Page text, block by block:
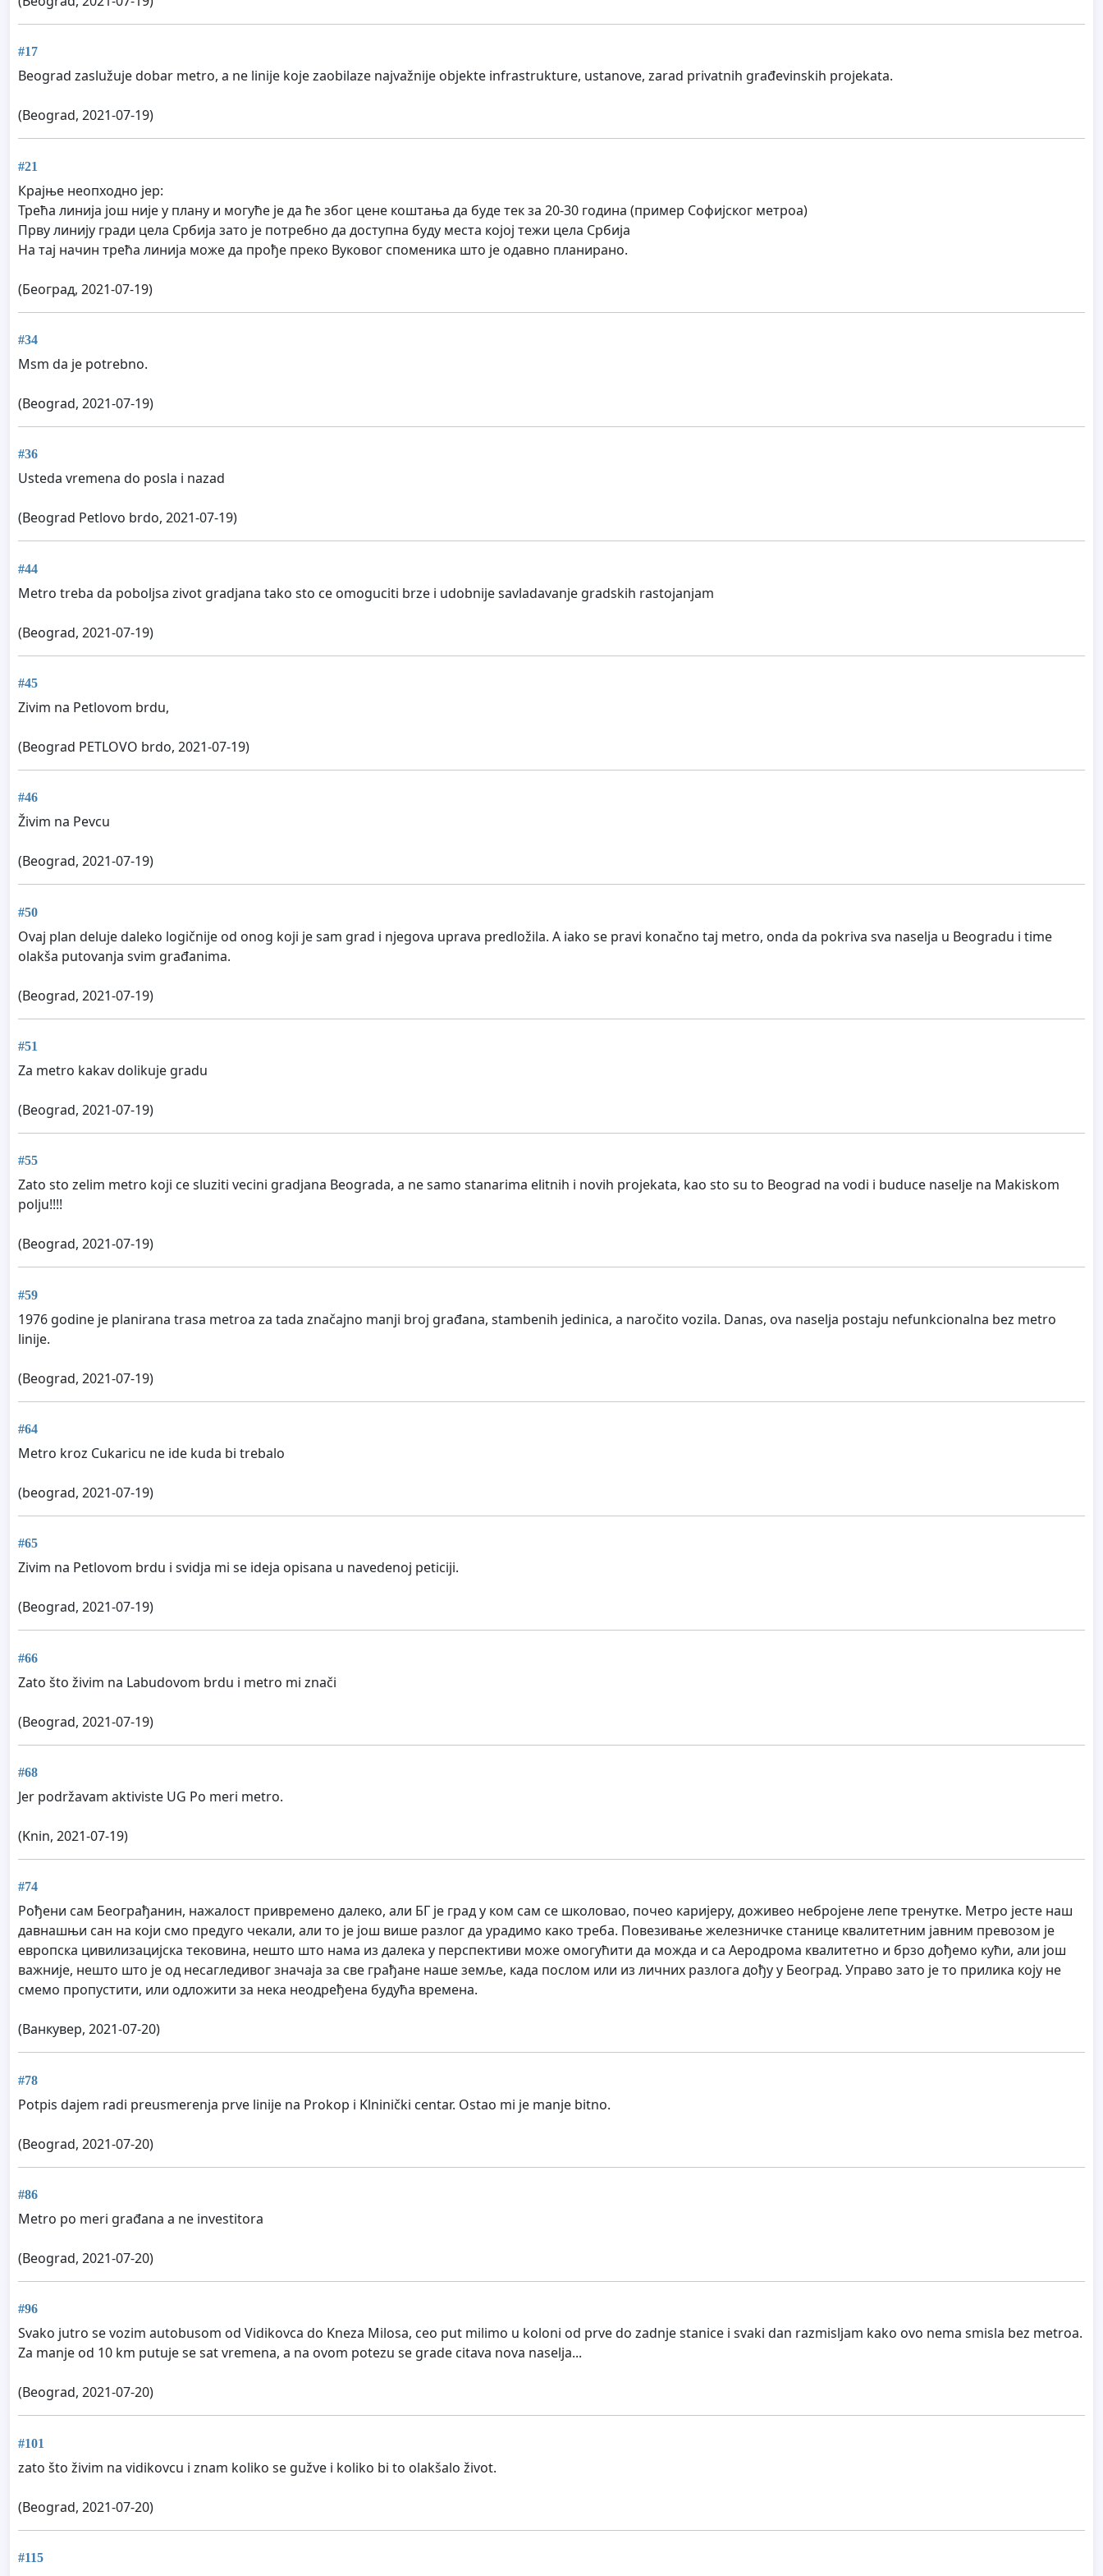
#17
Beograd zaslužuje dobar metro, a ne linije koje zaobilaze najvažnije objekte infrastrukture, ustanove, zarad privatnih građevinskih projekata.
(Beograd, 2021-07-19)
#21
Крајње неопходно јер:
Трећа линија још није у плану и могуће је да ће због цене коштања да буде тек за 20-30 година (пример Софијског метроа)
Прву линију гради цела Србија зато је потребно да доступна буду места којој тежи цела Србија
На тај начин трећа линија може да прође преко Вуковог споменика што је одавно планирано.
(Београд, 2021-07-19)
#34
Msm da je potrebno.
(Beograd, 2021-07-19)
#36
Usteda vremena do posla i nazad
(Beograd Petlovo brdo, 2021-07-19)
#44
Metro treba da poboljsa zivot gradjana tako sto ce omoguciti brze i udobnije savladavanje gradskih rastojanjam
(Beograd, 2021-07-19)
#45
Zivim na Petlovom brdu,
(Beograd PETLOVO brdo, 2021-07-19)
#46
Živim na Pevcu
(Beograd, 2021-07-19)
#50
Ovaj plan deluje daleko logičnije od onog koji je sam grad i njegova uprava predložila. A iako se pravi konačno taj metro, onda da pokriva sva naselja u Beogradu i time
olakša putovanja svim građanima.
(Beograd, 2021-07-19)
#51
Za metro kakav dolikuje gradu
(Beograd, 2021-07-19)
#55
Zato sto zelim metro koji ce sluziti vecini gradjana Beograda, a ne samo stanarima elitnih i novih projekata, kao sto su to Beograd na vodi i buduce naselje na Makiskom
polju!!!!
(Beograd, 2021-07-19)
#59
1976 godine je planirana trasa metroa za tada značajno manji broj građana, stambenih jedinica, a naročito vozila. Danas, ova naselja postaju nefunkcionalna bez metro
linije.
(Beograd, 2021-07-19)
#64
Metro kroz Cukaricu ne ide kuda bi trebalo
(beograd, 2021-07-19)
#65
Zivim na Petlovom brdu i svidja mi se ideja opisana u navedenoj peticiji.
(Beograd, 2021-07-19)
#66
Zato što živim na Labudovom brdu i metro mi znači
(Beograd, 2021-07-19)
#68
Jer podržavam aktiviste UG Po meri metro.
(Knin, 2021-07-19)
#74
Рођени сам Београђанин, нажалост привремено далеко, али БГ је град у ком сам се школовао, почео каријеру, доживео небројене лепе тренутке. Метро јесте наш
давнашњи сан на који смо предуго чекали, али то је још више разлог да урадимо како треба. Повезивање железничке станице квалитетним јавним превозом је
европска цивилизацијска тековина, нешто што нама из далека у перспективи може омогућити да можда и са Аеродрома квалитетно и брзо дођемо кући, али још
важније, нешто што је од несагледивог значаја за све грађане наше земље, када послом или из личних разлога дођу у Београд. Управо зато је то прилика коју не
смемо пропустити, или одложити за нека неодређена будућа времена.
(Ванкувер, 2021-07-20)
#78
Potpis dajem radi preusmerenja prve linije na Prokop i Klninički centar. Ostao mi je manje bitno.
(Beograd, 2021-07-20)
#86
Metro po meri građana a ne investitora
(Beograd, 2021-07-20)
#96
Svako jutro se vozim autobusom od Vidikovca do Kneza Milosa, ceo put milimo u koloni od prve do zadnje stanice i svaki dan razmisljam kako ovo nema smisla bez metroa.
Za manje od 10 km putuje se sat vremena, a na ovom potezu se grade citava nova naselja...
(Beograd, 2021-07-20)
#101
zato što živim na vidikovcu i znam koliko se gužve i koliko bi to olakšalo život.
(Beograd, 2021-07-20)
#115